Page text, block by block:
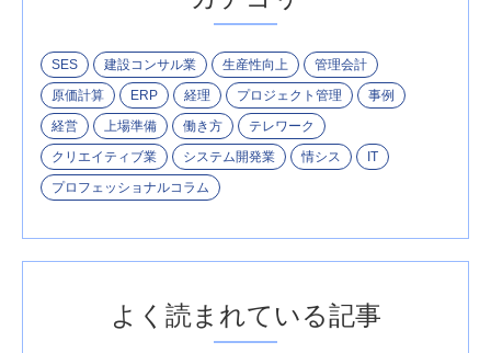
SES 建設コンサル業 生産性向上
管理会計
原価計算
ERP 経理 プロジェクト管理
事例
経営
上場準備 働き方
テレワーク
クリエイティブ業
システム開発業 情シス
IT
プロフェッショナルコラム
よく読まれている記事